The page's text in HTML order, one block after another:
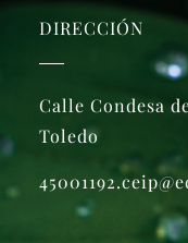
DIRECCIÓN
Calle Condesa
Toledo